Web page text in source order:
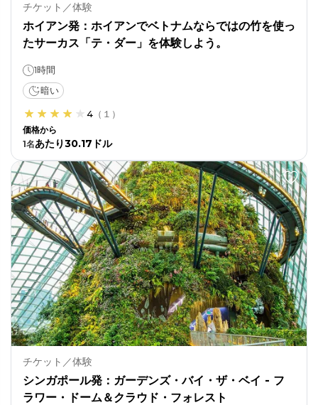
チケット／体験
ホイアン発：ホイアンでベトナムならではの竹を使っ
たサーカス「テ・ダー」を体験しよう。
1時間
暗い
4 （ １ ）
価格から
1名あたり30.17ドル
チケット／体験
シンガポール発：ガーデンズ・バイ・ザ・ベイ - フ
ラワー・ドーム＆クラウド・フォレスト